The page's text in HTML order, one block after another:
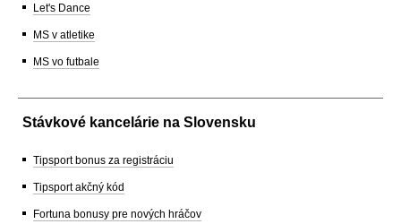
Let's Dance
MS v atletike
MS vo futbale
Stávkové kancelárie na Slovensku
Tipsport bonus za registráciu
Tipsport akčný kód
Fortuna bonusy pre nových hráčov